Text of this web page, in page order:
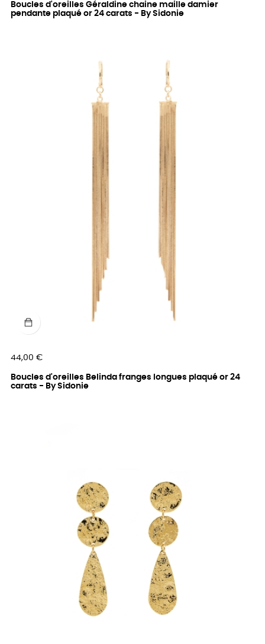
Boucles d'oreilles Géraldine chaine maille damier
pendante plaqué or 24 carats - By Sidonie
Prix
44,00 €
Boucles d'oreilles Belinda franges longues plaqué or 24
carats - By Sidonie